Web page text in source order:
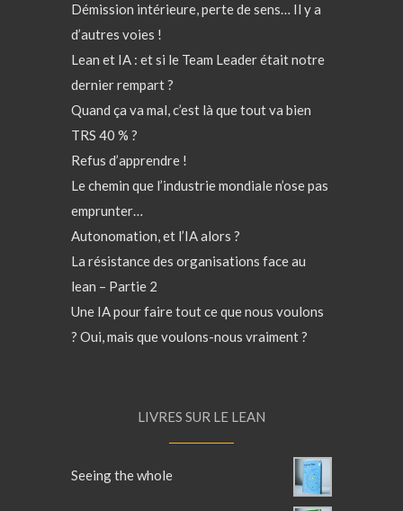
Démission intérieure, perte de sens… Il y a
d’autres voies !
Lean et IA : et si le Team Leader était notre
dernier rempart ?
Quand ça va mal, c’est là que tout va bien
TRS 40 % ?
Refus d’apprendre !
Le chemin que l’industrie mondiale n’ose pas
emprunter…
Autonomation, et l’IA alors ?
La résistance des organisations face au
lean – Partie 2
Une IA pour faire tout ce que nous voulons
? Oui, mais que voulons-nous vraiment ?
LIVRES SUR LE LEAN
Seeing the whole